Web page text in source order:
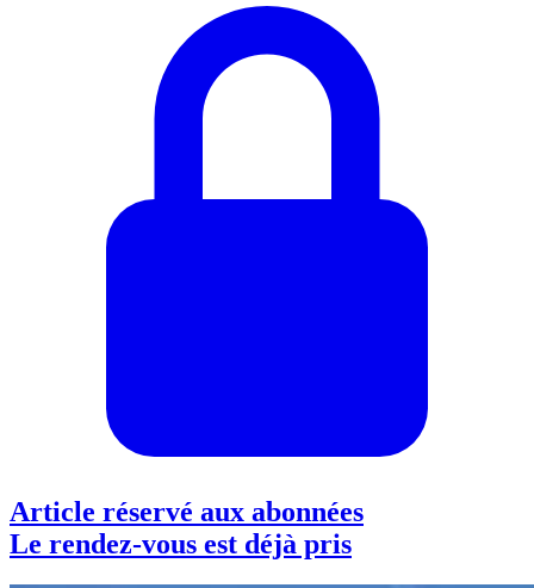
Article réservé aux abonnées
Le rendez-vous est déjà pris